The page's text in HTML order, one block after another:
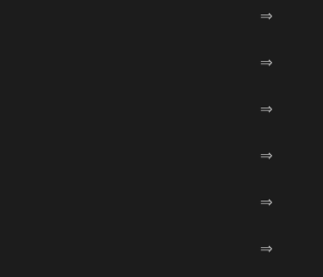
⇒
⇒
⇒
⇒
⇒
⇒